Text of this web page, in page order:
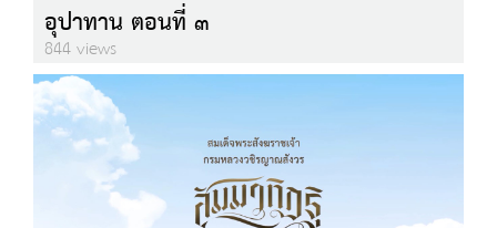
อุปาทาน ตอนที่ ๓
844 views